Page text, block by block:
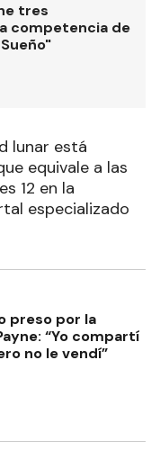
tres
competencia de
lunar está
equivale a las
12 en la
especializado
preso por la
“Yo compartí
no le vendí”